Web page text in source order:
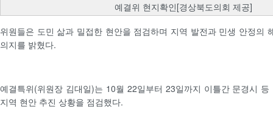
예결위 현지확인[경상북도의회 제공]
위원들은 도민 삶과 밀접한 현안을 점검하며 지역 발전과 민생 안정의
의지를 밝혔다.
예결특위(위원장 김대일)는 10월 22일부터 23일까지 이틀간 문경시
지역 현안 추진 상황을 점검했다.